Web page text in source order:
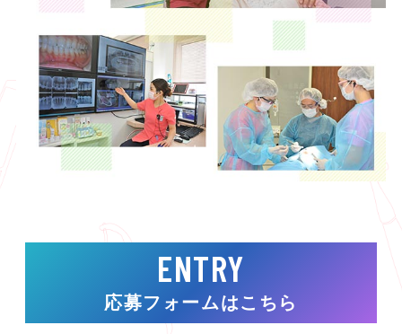
ENTRY
応募フォームはこちら